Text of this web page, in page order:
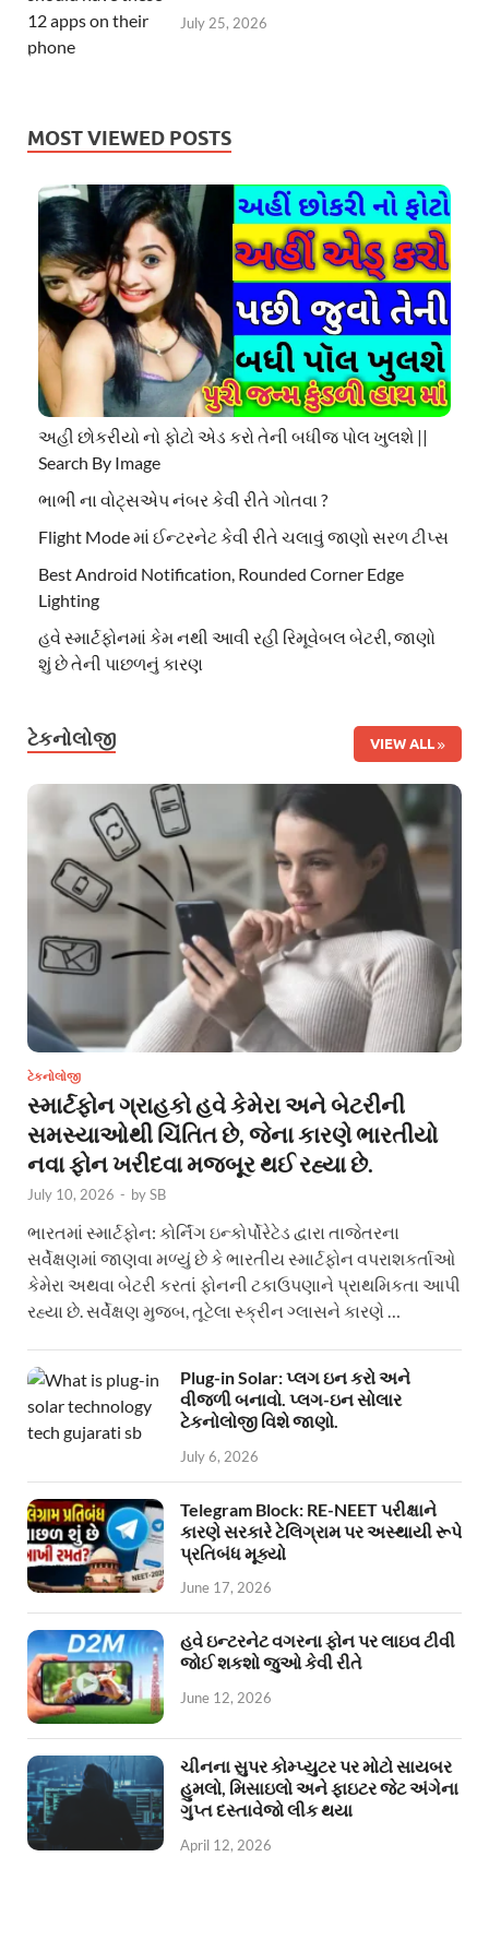
July 25, 2026
MOST VIEWED POSTS
અહી છોકરીયો નો ફોટો એડ કરો તેની બધીજ પોલ ખુલશે ||
Search By Image
ભાભી ના વોટ્સએપ નંબર કેવી રીતે ગોતવા ?
Flight Mode માં ઈન્ટરનેટ કેવી રીતે ચલાવું જાણો સરળ ટીપ્સ
Best Android Notification, Rounded Corner Edge
Lighting
હવે સ્માર્ટફોનમાં કેમ નથી આવી રહી રિમૂવેબલ બેટરી, જાણો
શું છે તેની પાછળનું કારણ
ટેકનોલોજી VIEW ALL
ટેકનોલોજી
સ્માર્ટફોન ગ્રાહકો હવે કેમેરા અને બેટરીની
સમસ્યાઓથી ચિંતિત છે, જેના કારણે ભારતીયો
નવા ફોન ખરીદવા મજબૂર થઈ રહ્યા છે.
July 10, 2026 - bySB
ભારતમાં સ્માર્ટફોન: કોર્નિંગ ઇન્કોર્પોરેટેડ દ્વારા તાજેતરના
સર્વેક્ષણમાં જાણવા મળ્યું છે કે ભારતીય સ્માર્ટફોન વપરાશકર્તાઓ
કેમેરા અથવા બેટરી કરતાં ફોનની ટકાઉપણાને પ્રાથમિકતા આપી
રહ્યા છે. સર્વેક્ષણ મુજબ, તૂટેલા સ્ક્રીન ગ્લાસને કારણે …
Plug-in Solar: પ્લગ ઇન કરો અને
વીજળી બનાવો. પ્લગ-ઇન સોલાર
ટેકનોલોજી વિશે જાણો.
July 6, 2026
Telegram Block: RE-NEET પરીક્ષાને
કારણે સરકારે ટેલિગ્રામ પર અસ્થાયી રૂપે
પ્રતિબંધ મૂક્યો
June 17, 2026
હવે ઇન્ટરનેટ વગરના ફોન પર લાઇવ ટીવી
જોઈ શકશો જુઓ કેવી રીતે
June 12, 2026
ચીનના સુપર કોમ્પ્યુટર પર મોટો સાયબર
હુમલો, મિસાઇલો અને ફાઇટર જેટ અંગેના
ગુપ્ત દસ્તાવેજો લીક થયા
April 12, 2026